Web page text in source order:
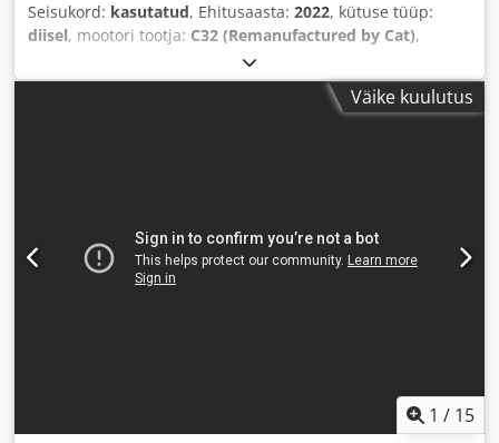
Seisukord: kasutatud, Ehitusaasta: 2022, kütuse tüüp:
diisel, mootori tootja: C32 (Remanufactured by Cat),
Väike kuulutus
1 / 15